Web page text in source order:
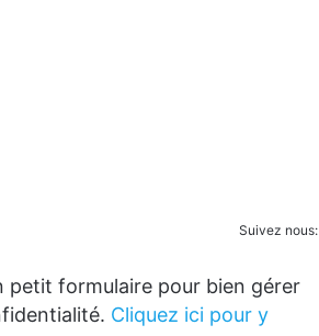
Suivez nous:
petit formulaire pour bien gérer
Cliquez ici pour y